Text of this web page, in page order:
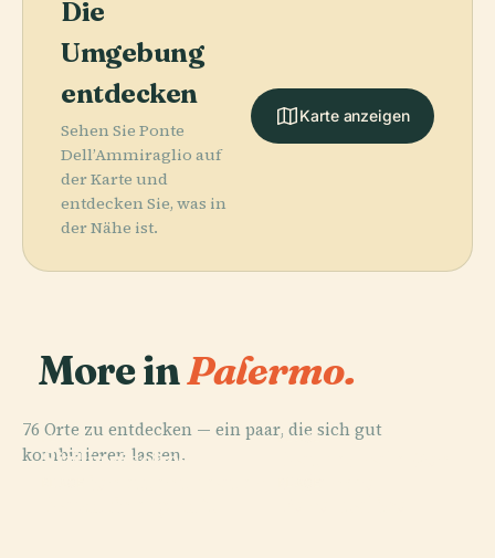
Die
Umgebung
entdecken
Sehen Sie Ponte
Dell’Ammiraglio auf
der Karte und
entdecken Sie, was in
der Nähe ist.
Karte anzeigen
More inPalermo.
76 Orte zu entdecken — ein paar, die sich gut
kombinieren lassen.
PLACE
Sizilianisches
PLACE